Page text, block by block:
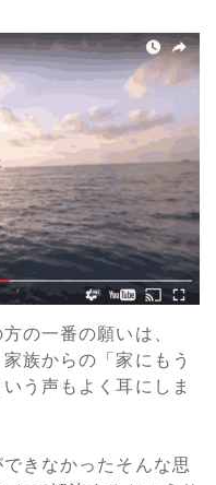
の一番の願いは、
族からの「家にもう
う声もよく耳にしま
きなかったそんな思